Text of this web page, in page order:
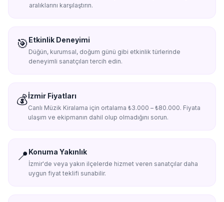
aralıklarını karşılaştırın.
🎯 Etkinlik Deneyimi
Düğün, kurumsal, doğum günü gibi etkinlik türlerinde
deneyimli sanatçıları tercih edin.
💰İzmir Fiyatları
Canlı Müzik Kiralama için ortalama ₺3.000 – ₺80.000. Fiyata
ulaşım ve ekipmanın dahil olup olmadığını sorun.
📍 Konuma Yakınlık
İzmir'de veya yakın ilçelerde hizmet veren sanatçılar daha
uygun fiyat teklifi sunabilir.